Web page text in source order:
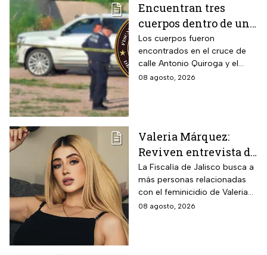
Encuentran tres
cuerpos dentro de una
camioneta de lujo en
Hermosillo;
investigan posible
riña
Los cuerpos fueron
encontrados en el cruce de
calle Antonio Quiroga y el
Boulevard Camino del Serie
08 agosto, 2026
Valeria Márquez:
Reviven entrevista de
Vivian de la torre en
donde se deslindó del
feminicidio de su
amiga
La Fiscalía de Jalisco busca a
más personas relacionadas
con el feminicidio de Valeria
Márquez, mientras vuelve a
08 agosto, 2026